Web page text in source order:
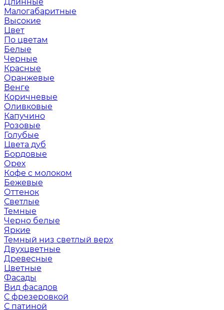
Малогабаритные
Высокие
Цвет
По цветам
Белые
Черные
Красные
Оранжевые
Венге
Коричневые
Оливковые
Капучино
Розовые
Голубые
Цвета дуб
Бордовые
Орех
Кофе с молоком
Бежевые
Оттенок
Светлые
Темные
Черно белые
Яркие
Темный низ светлый верх
Двухцветные
Древесные
Цветные
Фасады
Вид фасадов
С фрезеровкой
С патиной